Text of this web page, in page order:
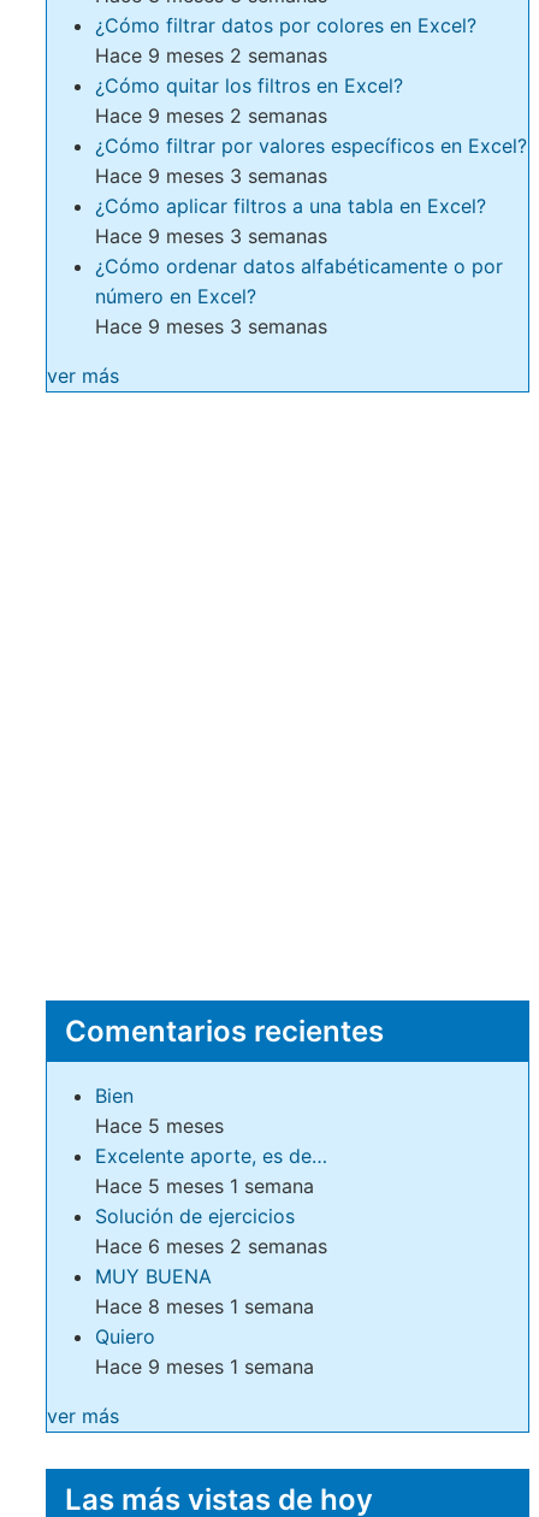
¿Cómo filtrar datos por colores en Excel?
Hace 9 meses 2 semanas
¿Cómo quitar los filtros en Excel?
Hace 9 meses 2 semanas
¿Cómo filtrar por valores específicos en Excel?
Hace 9 meses 3 semanas
¿Cómo aplicar filtros a una tabla en Excel?
Hace 9 meses 3 semanas
¿Cómo ordenar datos alfabéticamente o por
número en Excel?
Hace 9 meses 3 semanas
ver más
Comentarios recientes
Bien
Hace 5 meses
Excelente aporte, es de…
Hace 5 meses 1 semana
Solución de ejercicios
Hace 6 meses 2 semanas
MUY BUENA
Hace 8 meses 1 semana
Quiero
Hace 9 meses 1 semana
ver más
Las más vistas de hoy